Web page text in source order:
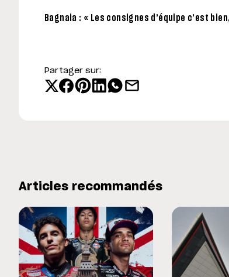
Bagnaia : « Les consignes d’équipe c’est
Partager sur:
Articles recommandés